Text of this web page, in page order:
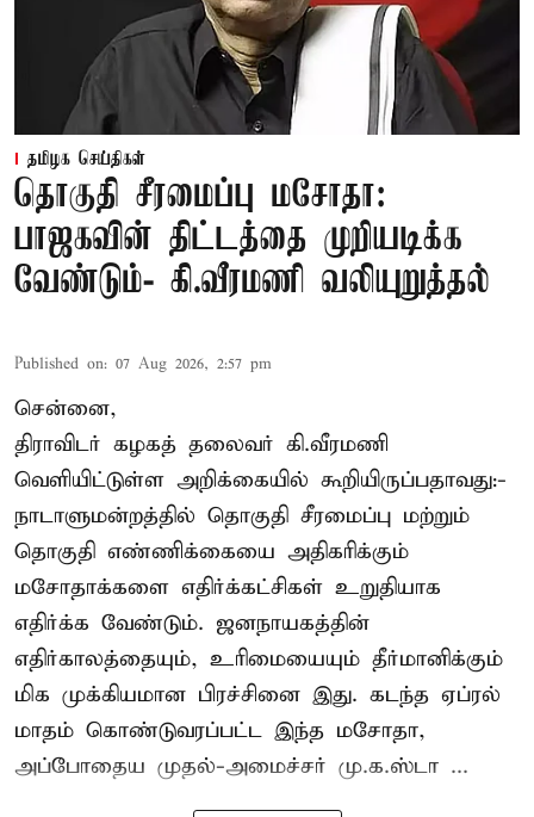
தமிழக செய்திகள்
தொகுதி சீரமைப்பு மசோதா:
பாஜகவின் திட்டத்தை முறியடிக்க
வேண்டும்- கி.வீரமணி வலியுறுத்தல்
Published on: 07 Aug 2026, 2:57 pm
சென்னை,
திராவிடர் கழகத் தலைவர் கி.வீரமணி
வெளியிட்டுள்ள அறிக்கையில் கூறியிருப்பதாவது:-
நாடாளுமன்றத்தில் தொகுதி சீரமைப்பு மற்றும்
தொகுதி எண்ணிக்கையை அதிகரிக்கும்
மசோதாக்களை எதிர்க்கட்சிகள் உறுதியாக
எதிர்க்க வேண்டும். ஜனநாயகத்தின்
எதிர்காலத்தையும், உரிமையையும் தீர்மானிக்கும்
மிக முக்கியமான பிரச்சினை இது. கடந்த ஏப்ரல்
மாதம் கொண்டுவரப்பட்ட இந்த மசோதா,
அப்போதைய முதல்-அமைச்சர் மு.க.ஸ்டா ...